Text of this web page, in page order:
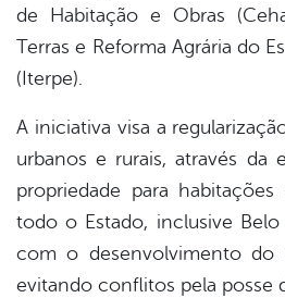
de Habitação e Obras
Terras e Reforma Agrária do
(Iterpe).
A iniciativa visa a
urbanos e rurais, através da
propriedade para
todo o Estado, inclusive
com o desenvolvimento do
evitando conflitos pela posse